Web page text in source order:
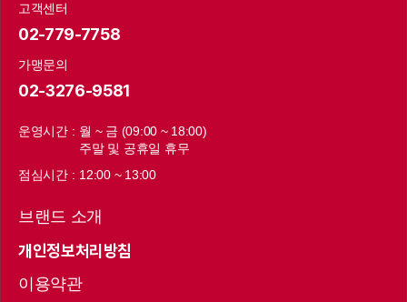
브랜드 소개
개인정보처리방침
이용약관
고객센터
02-779-7758
가맹문의
02-3276-9581
운영시간 : 월 ~ 금 (09:00 ~ 18:00)
주말 및 공휴일 휴무
점심시간 : 12:00 ~ 13:00